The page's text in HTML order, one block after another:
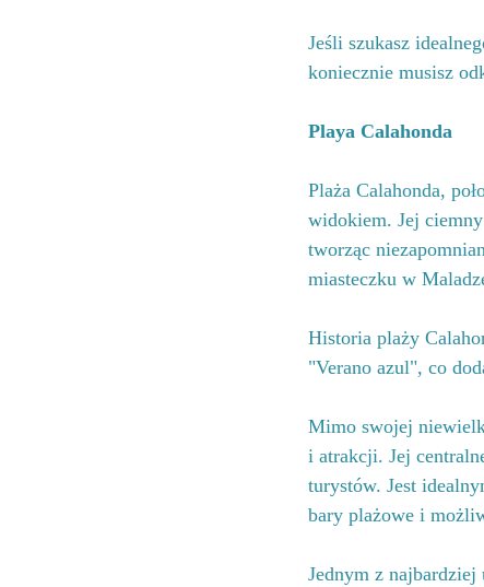
Jeśli szukasz
koniecznie musisz
Playa Calahonda
Plaża Calahonda,
widokiem. Jej
tworząc
miasteczku w
Historia plaży
"Verano azul", co
Mimo swojej
i atrakcji. Jej
turystów. Jest
bary plażowe i
Jednym z